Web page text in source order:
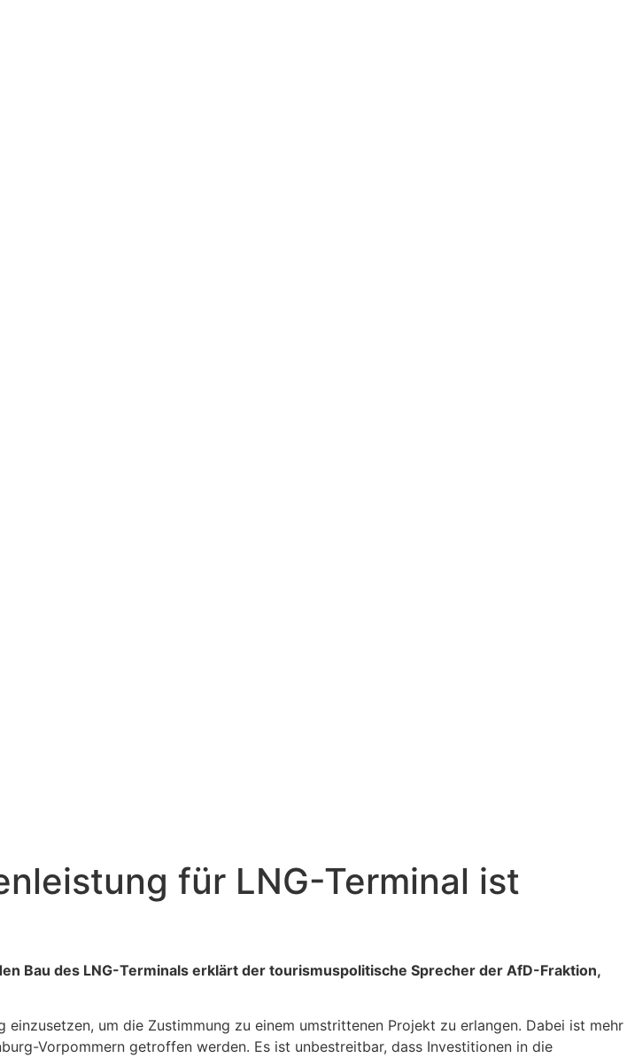
für LNG-Terminal ist
Bau des LNG-Terminals erklärt der tourismuspolitische Sprecher der AfD-Fraktion,
um die Zustimmung zu einem umstrittenen Projekt zu erlangen. Dabei ist mehr
Vorpommern getroffen werden. Es ist unbestreitbar, dass Investitionen in die